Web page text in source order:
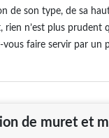
de son type, de sa
n’est plus prudent
faire servir par un
de muret et